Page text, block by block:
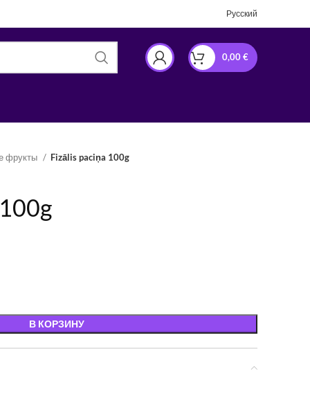
Русский
0,00€
фрукты Fizālis paciņa 100g
В КОРЗИНУ